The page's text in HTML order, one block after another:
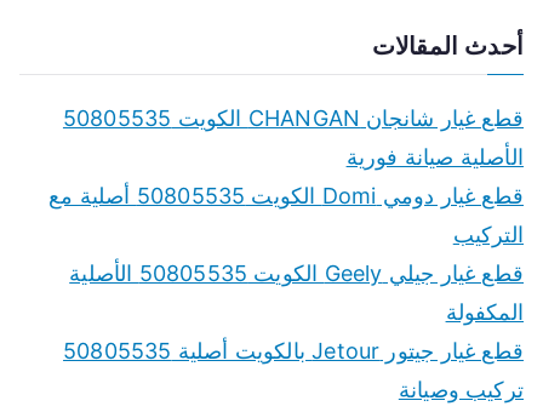
r
أحدث المقالات
قطع غيار شانجان CHANGAN الكويت 50805535
الأصلية صيانة فورية
قطع غيار دومي Domi الكويت 50805535 أصلية مع
التركيب
قطع غيار جيلي Geely الكويت 50805535 الأصلية
المكفولة
قطع غيار جيتور Jetour بالكويت أصلية 50805535
تركيب وصيانة